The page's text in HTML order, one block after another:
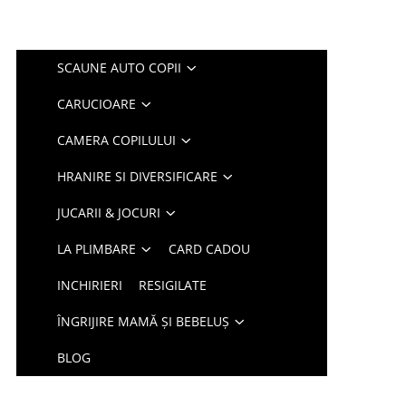
SCAUNE AUTO COPII
CARUCIOARE
CAMERA COPILULUI
HRANIRE SI DIVERSIFICARE
JUCARII & JOCURI
LA PLIMBARE CARD CADOU
INCHIRIERI RESIGILATE
ÎNGRIJIRE MAMĂ ȘI BEBELUȘ
BLOG